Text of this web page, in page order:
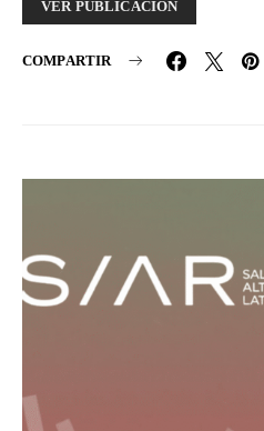
VER PUBLICACIÓN
COMPARTIR